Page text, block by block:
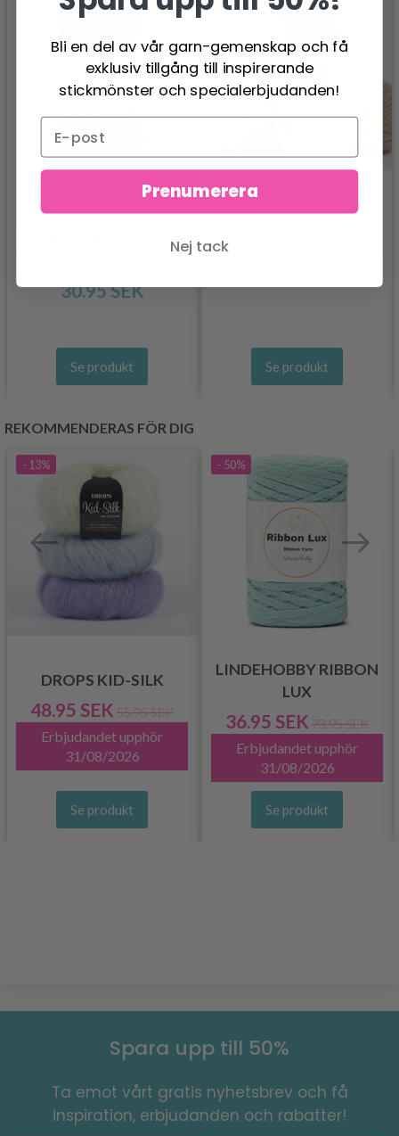
LINDEHOBBY COTTON
30.95 SEK
Se produkt Se produkt
REKOMMENDERAS FÖR DIG
- 13%
DROPS KID-SILK
48.95 SEK 55.95 SEK
Erbjudandet upphör
31/08/2026
Se produkt
- 50%
LINDEHOBBY RIBBON
LUX
36.95 SEK 73.95 SEK
Erbjudandet upphör
31/08/2026
Se produkt
Spara upp till 50%
Ta emot vårt gratis nyhetsbrev och få
inspiration, erbjudanden och rabatter!
Bli en del av vår garn-gemenskap och få
exklusiv tillgång till inspirerande
stickmönster och specialerbjudanden!
Prenumerera
Nej tack